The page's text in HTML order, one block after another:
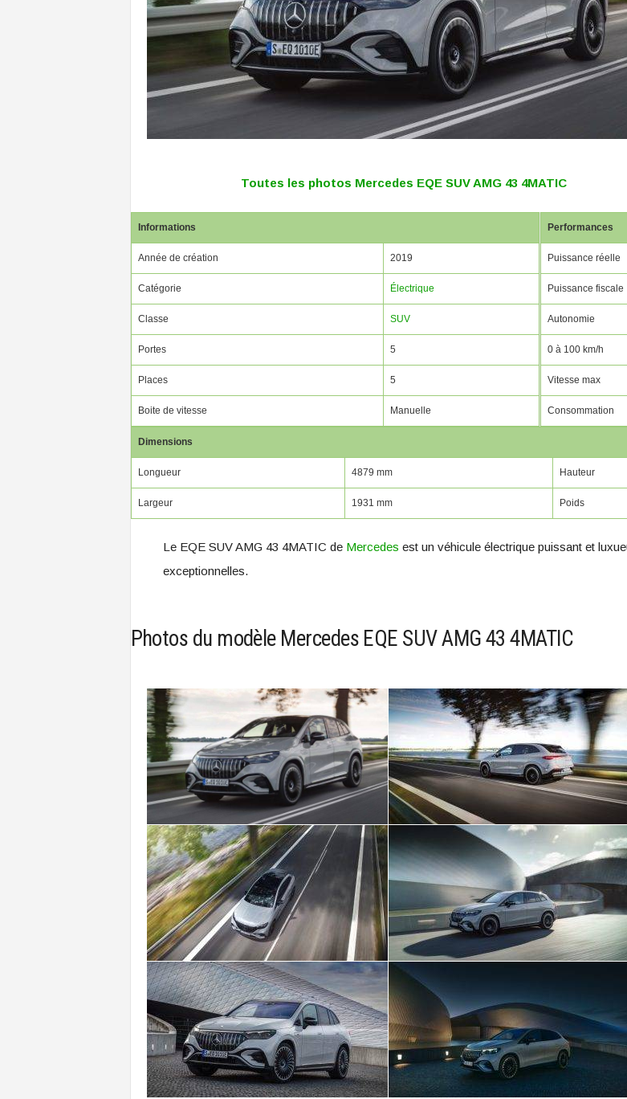
Toutes les photos Mercedes EQE SUV AMG 43 4MATIC
Informations
Année de création 2019
Catégorie Électrique
Classe SUV
Portes 5
Places 5
Boite de vitesse Manuelle
Performances
Puissance réelle
Puissance fiscale
Autonomie
0 à 100 km/h
Vitesse max
Consommation
Dimensions
Longueur 4879 mm Hauteur
Largeur 1931 mm Poids
Le EQE SUV AMG 43 4MATIC de Mercedes est un véhicule électrique puissant et
exceptionnelles.
Photos du modèle Mercedes EQE SUV AMG 43 4MATIC